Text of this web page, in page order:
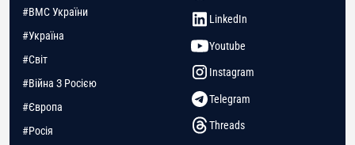
#ВМС України
#Україна
#Світ
#Війна З Росією
#Європа
#Росія
LinkedIn
Youtube
Instagram
Telegram
Threads